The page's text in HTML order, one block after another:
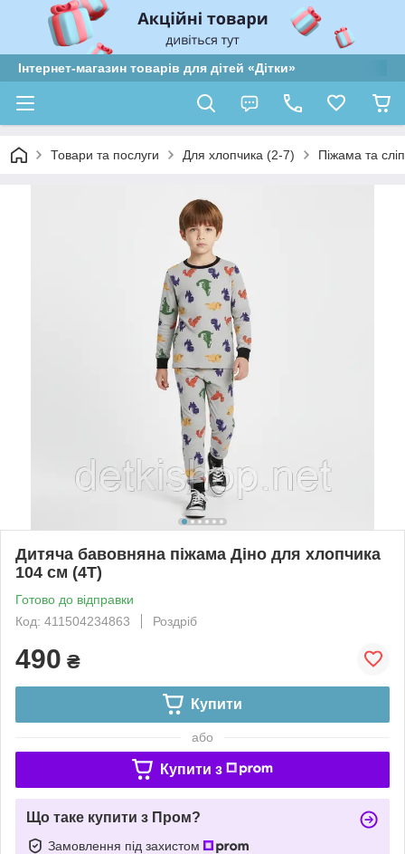
Інтернет-магазин товарів для дітей «Дітки»
Товари та послуги Для хлопчика (2-7) Піжама та
Дитяча бавовняна піжама Діно для хлопчика
104 см (4Т)
Готово до відправки
Код: 411504234863
Роздріб
490 ₴
Купити
або
Купити з
Що таке купити з Пром?
Замовлення під захистом